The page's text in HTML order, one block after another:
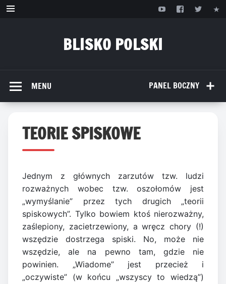
Przejdź
BLISKO POLSKI
PANEL BOCZNY
MENU
TEORIE SPISKOWE
Jednym z głównych zarzutów tzw. ludzi
rozważnych wobec tzw. oszołomów jest
„wymyślanie” przez tych drugich „teorii
spiskowych”. Tylko bowiem ktoś nierozważny,
zaślepiony, zacietrzewiony, a wręcz chory (!)
wszędzie dostrzega spiski. No, może nie
wszędzie, ale na pewno tam, gdzie nie
powinien. „Wiadome” jest przecież i
„oczywiste” (w końcu „wszyscy to wiedzą”)